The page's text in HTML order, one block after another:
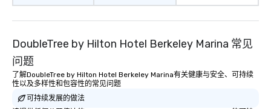
DoubleTree by Hilton Hotel Berkeley Marina 常见
问题
了解DoubleTree by Hilton Hotel Berkeley Marina有关健康与安全、可持续
性以及多样性和包容性的常见问题
可持续发展的做法